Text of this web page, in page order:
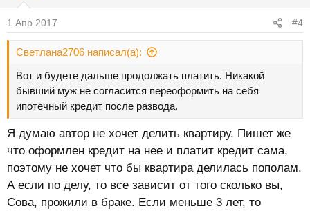
1 Апр 2017 #4
Светлана2706 написал(а):
Вот и будете дальше продолжать платить. Никакой
бывший муж не согласится переоформить на себя
ипотечный кредит после развода.
Я думаю автор не хочет делить квартиру. Пишет же
что оформлен кредит на нее и платит кредит сама,
поэтому не хочет что бы квартира делилась пополам.
А если по делу, то все зависит от того сколько вы,
Сова, прожили в браке. Если меньше 3 лет, то